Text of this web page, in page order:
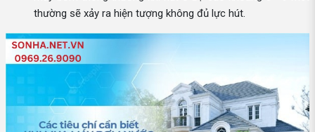
thường sẽ xảy ra hiện tượng không đủ lực hút.